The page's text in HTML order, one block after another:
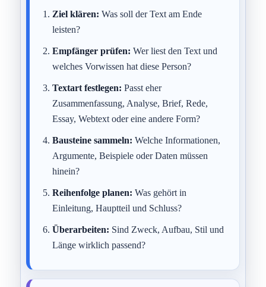
Ziel klären: Was soll der Text am Ende
leisten?
Empfänger prüfen: Wer liest den Text und
welches Vorwissen hat diese Person?
Textart festlegen: Passt eher
Zusammenfassung, Analyse, Brief, Rede,
Essay, Webtext oder eine andere Form?
Bausteine sammeln: Welche Informationen,
Argumente, Beispiele oder Daten müssen
hinein?
Reihenfolge planen: Was gehört in
Einleitung, Hauptteil und Schluss?
Überarbeiten: Sind Zweck, Aufbau, Stil und
Länge wirklich passend?